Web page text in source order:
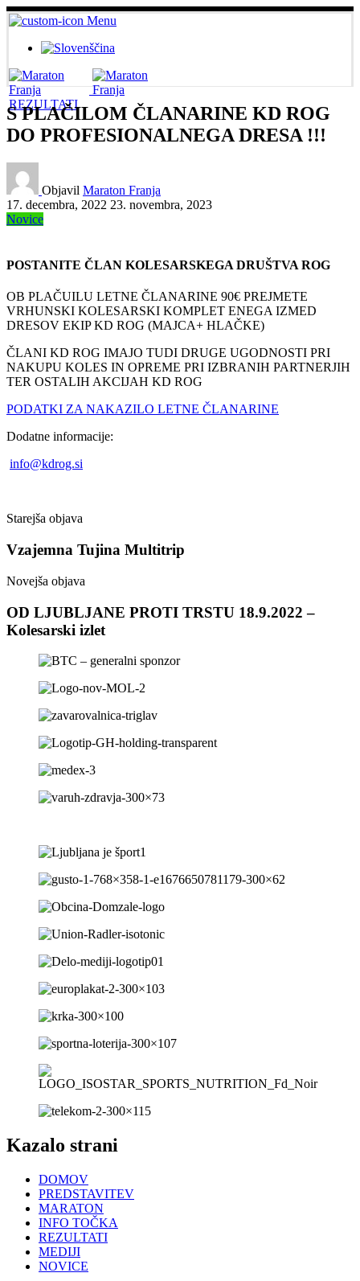
Menu
REZULTATI
S PLAČILOM ČLANARINE KD ROG
DO PROFESIONALNEGA DRESA !!!
Objavil Maraton Franja
17. decembra, 2022 23. novembra, 2023
Novice
POSTANITE ČLAN KOLESARSKEGA DRUŠTVA ROG
OB PLAČUILU LETNE ČLANARINE 90€ PREJMETE
VRHUNSKI KOLESARSKI KOMPLET ENEGA IZMED
DRESOV EKIP KD ROG (MAJCA+ HLAČKE)
ČLANI KD ROG IMAJO TUDI DRUGE UGODNOSTI PRI
NAKUPU KOLES IN OPREME PRI IZBRANIH PARTNERJIH
TER OSTALIH AKCIJAH KD ROG
PODATKI ZA NAKAZILO LETNE ČLANARINE
Dodatne informacije:
info@kdrog.si
Starejša objava
Vzajemna Tujina Multitrip
Novejša objava
OD LJUBLJANE PROTI TRSTU 18.9.2022 –
Kolesarski izlet
Kazalo strani
DOMOV
PREDSTAVITEV
MARATON
INFO TOČKA
REZULTATI
MEDIJI
NOVICE